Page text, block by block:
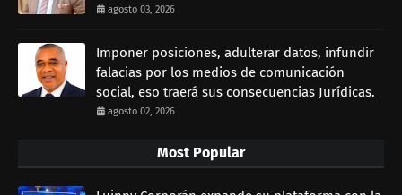
agosto 03, 2026
Imponer posiciones, adulterar datos, infundir
falacias por los medios de comunicación
social, eso traerá sus consecuencias Jurídicas.
agosto 02, 2026
Most Popular